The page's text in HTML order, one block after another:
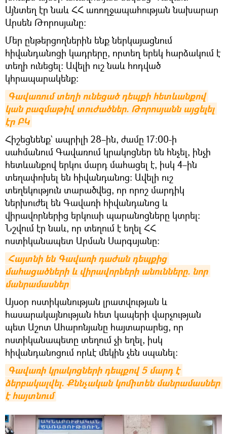
Այնտեղ էր նաև ՀՀ առողջապահության նախարար
Արսեն Թորոսյանը։
Մեր ընթերցողներին ենք ներկայացնում
հիվանդանոցի կադրերը, որտեղ երեկ հարձակում է
տեղի ունեցել։ Ավելի ուշ նաև հոդված
կհրապարակենք։
Գավառում տեղի ունեցած դեպքի հետևանքով
կան բազմաթիվ տուժածներ. Թորոսյանն այցելել
էր ԲԿ
Հիշեցնենք` ապրիլի 28–ին, ժամը 17։00-ի
սահմանում Գավառում կրակոցներ են հնչել, ինչի
հետևանքով երկու մարդ մահացել է, իսկ 4–ին
տեղափոխել են հիվանդանոց։ Ավելի ուշ
տեղեկություն տարածվեց, որ որոշ մարդիկ
ներխուժել են Գավառի հիվանդանոց և
վիրավորներից երկուսի պարանոցները կտրել։
Նշվում էր նաև, որ տեղում է եղել ՀՀ
ոստիկանապետ Արման Սարգսյանը։
Հայտնի են Գավառի դաժան դեպքից
մահացածների և վիրավորների անունները. նոր
մանրամասներ
Այսօր ոստիկանության լրատվության և
հասարակայնության հետ կապերի վարչության
պետ Աշոտ Ահարոնյանը հայտարարեց, որ
ոստիկանապետը տեղում չի եղել, իսկ
հիվանդանոցում որևէ մեկին չեն սպանել։
Գավառի կրակոցների դեպքով 5 մարդ է
ձերբակալվել. Քննչական կոմիտեն մանրամասներ
է հայտնում